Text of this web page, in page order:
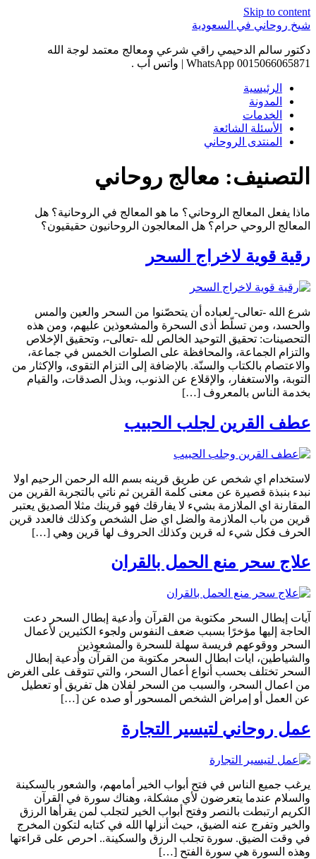
Skip to content
شيخ روحاني في السعودية
دكتور سالم الدحيمي راقي شرعي ومعالج معتمد لوجة الله
0015066065871 WhatsApp | واتس آب .
الرئيسية
المدونة
الخدمات
الأسئلة الشائعة
المنتدى الروحاني
التصنيف: معالج روحاني
ماذا يفعل المعالج الروحاني؟ ما هو المعالج في الروحانية؟ هل
المعالج الروحي حرام؟ هل المعالجون الروحانيون حقيقيون؟
رقية قوية لاخراج السحر
شرع الله -تعالى- لعباده أن يتحصّنوا من السحر والعين والمس
والحسد، ومن تسلّط أذى السحرة والمشعوذين عليهم، ومن هذه
التحصينات: تحقيق التوحيد الخالص لله -تعالى-، وتحقيق الإخلاص
والتزام الجماعة، والمحافظة على الصلوات الخمس في جماعة،
والاعتصام بالكتاب والسنّة. بالإضافة إلى التزام التقوى، والإكثار من
التوبة، والاستغفار، والإقلاع عن الذنوب، وبذل الصدقات، والقيام
بخدمة الناس بالمعروف […]
عطف القرين لجلب الحبيب
لاستخدام اي شخص عن طريق قرينه بسم الله الرحمن الرحيم اولا
نبدء بنبذة قصيرة عن معنى كلمة القرين ثم ناتي بالتجربة القرين من
المقارنة اي الملازمة بشيء لا يفارقك فهو قرينك مثلا الصديق يعتبر
قرين من باب الملازمة والضل اي ضل الشخص وكذلك فالعدد قرين
الحرف فكل شيء له قرين وكذلك الحروف لها قرين وهي […]
علاج سحر منع الحمل بالقران
آيات إبطال السحر مكتوبة من القرآن وأدعية إبطال السحر دعت
الحاجة إليها مؤخرًا بسبب ضعف النفوس ولجوء الكثيرين لأعمال
السحر ووقوعهم فريسة سهلة للسحرة والمشعوذين
والشياطين، ايات ابطال السحر مكتوبة من القرآن وأدعية إبطال
السحر تختلف بحسب أنواع أعمال السحر، والتي تتوقف على الغرض
من اعمال السحر، والسبب من السحر لفلان هل تفريق أو تعطيل
عن العمل أو إمراض الشخص المسحور أو صده عن […]
عمل روحاني لتيسير التجارة
يرغب جميع الناس في فتح أبواب الخير أمامهم، والشعور بالسكينة
والسلام عندما يتعرضون لأي مشكلة، وهناك سورة في القرآن
الكريم ارتبطت بالنصر وفتح أبواب الخير لتجلب لمن يقرأها الرزق
والخير وتفرج عنه الضيق، حيث أنزلها الله في كتابه لتكون المخرج
في وقت الضيق. سورة تجلب الرزق والسكينة.. احرص على قراءتها
وهذه السورة هي سورة الفتح […]